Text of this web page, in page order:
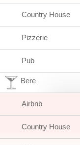
Country House
Pizzerie
Pub
Bere
Airbnb
Country House